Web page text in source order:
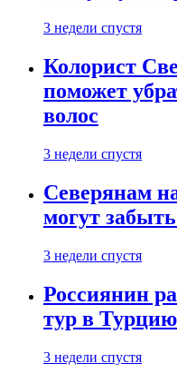
3 недели спустя
Колорист
поможет
волос
3 недели спустя
Северянам
могут
3 недели спустя
Россиянин
тур в
3 недели спустя